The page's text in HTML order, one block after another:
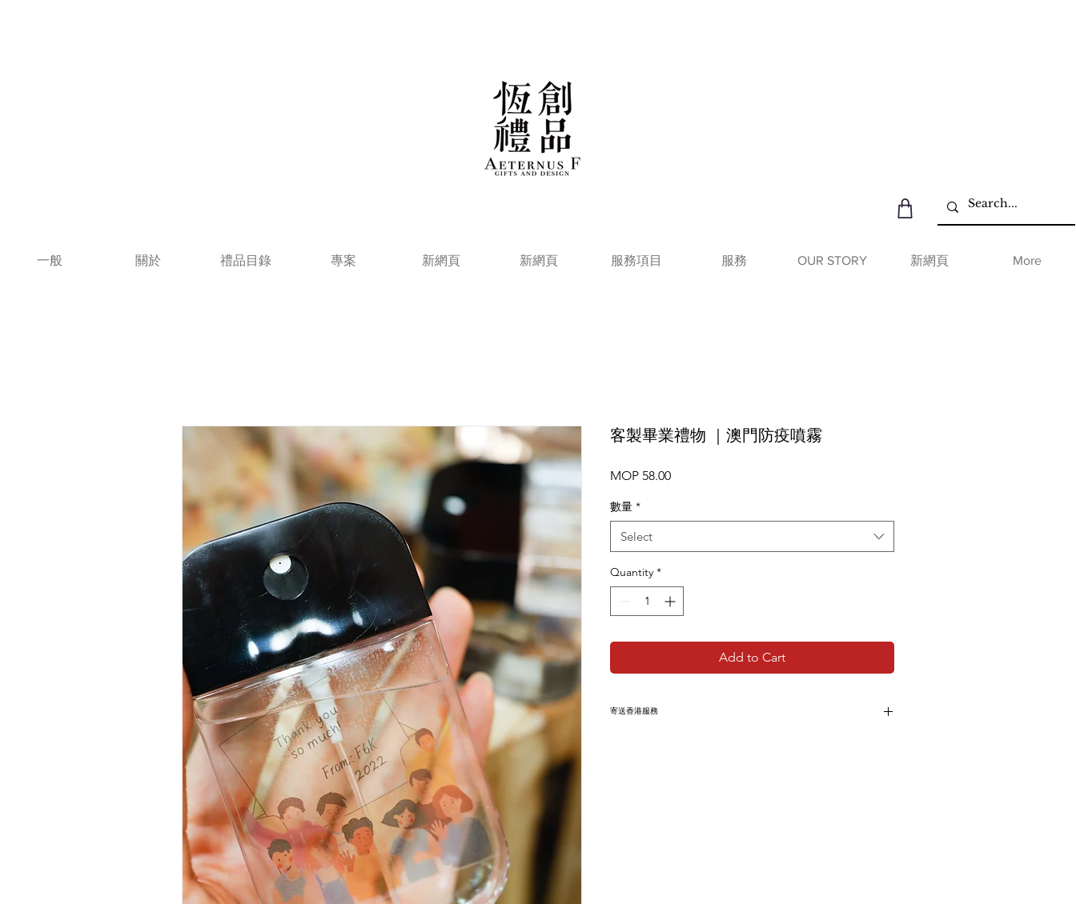
一般 關於 禮品目錄 專案 新網頁 新網頁 服務項目 服務 OUR STORY 新網頁 More
客製畢業禮物 ｜澳門防疫噴霧
MOP 58.00Price
數量 *
Select
Quantity *
Add to Cart
寄送香港服務